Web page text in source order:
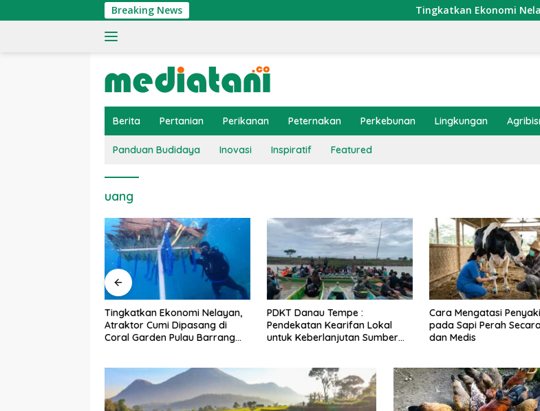
ke
Breaking News Tingkatkan Ekonomi Nelayan,
Berita Pertanian Perikanan Peternakan Perkebunan Lingkungan
Panduan Budidaya Inovasi Inspiratif Featured
uang
PDKT Danau Tempe :
Pendekatan Kearifan Lokal
untuk Keberlanjutan Sumber
Cara Mengatasi Penyakit PMK
pada Sapi Perah Secara Alami
dan Medis
Dosis dan Cara
Tanaman Padi pada
Vegetatif Aktif yang